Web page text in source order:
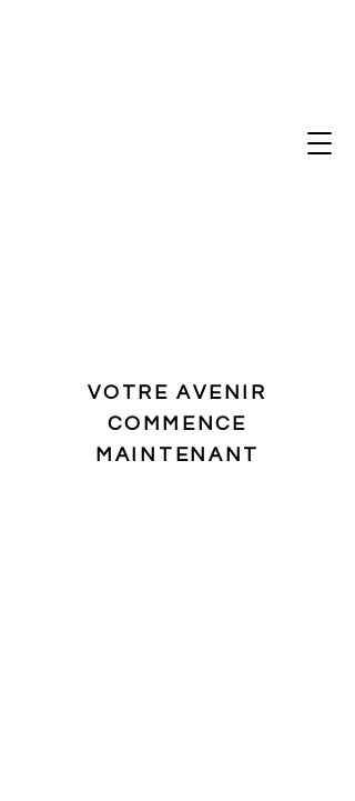
VOTRE AVENIR
COMMENCE
MAINTENANT